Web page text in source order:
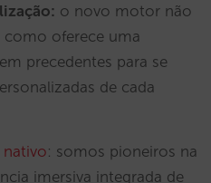
o novo motor não
como oferece uma
precedentes para se
de cada
nativo: somos pioneiros na
imersiva integrada de